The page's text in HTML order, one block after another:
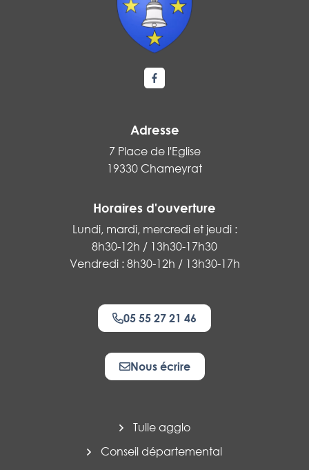
Lien vers le compte Facebook
Adresse
7 Place de l'Eglise
19330 Chameyrat
Horaires d'ouverture
Lundi, mardi, mercredi et jeudi :
8h30-12h / 13h30-17h30
Vendredi : 8h30-12h / 13h30-17h
05 55 27 21 46
Nous écrire
Tulle agglo
Conseil départemental